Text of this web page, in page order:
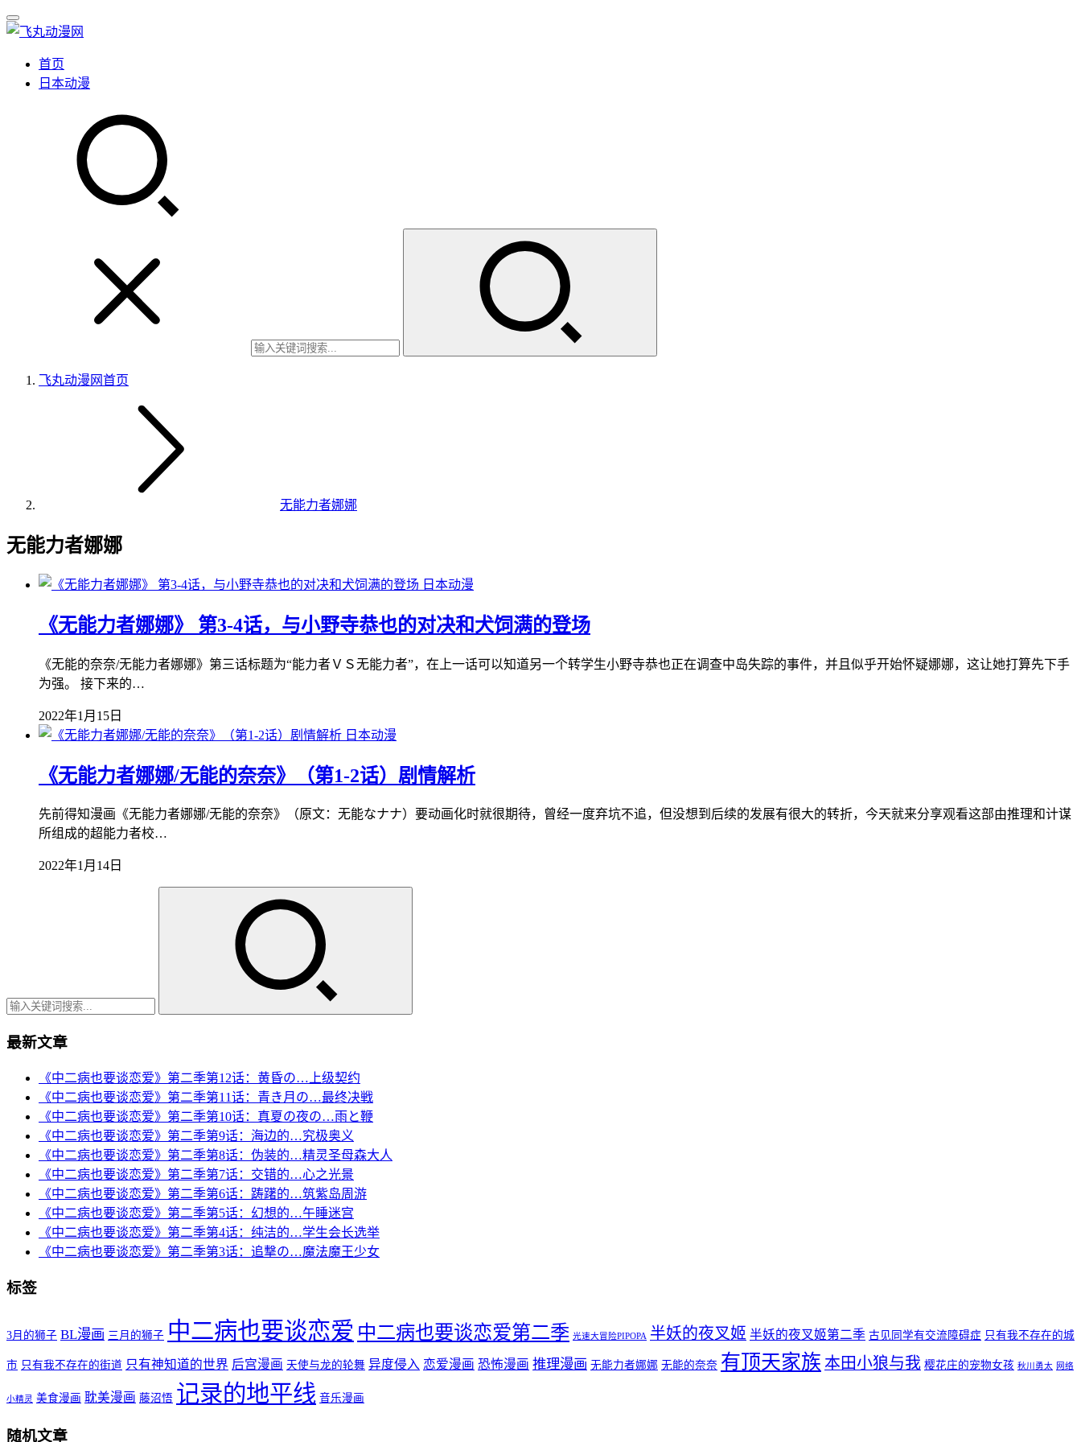
首页
日本动漫
飞丸动漫网首页
无能力者娜娜
无能力者娜娜
日本动漫
《无能力者娜娜》 第3-4话，与小野寺恭也的对决和犬饲满的登场
《无能的奈奈/无能力者娜娜》第三话标题为“能力者ＶＳ无能力者”，在上一话可以知道另一个转学生小野寺恭也正在调查中岛失踪的事件，并且似乎开始怀疑娜娜，这让她打算先下手
为强。 接下来的…
2022年1月15日
日本动漫
《无能力者娜娜/无能的奈奈》（第1-2话）剧情解析
先前得知漫画《无能力者娜娜/无能的奈奈》（原文：无能なナナ）要动画化时就很期待，曾经一度弃坑不追，但没想到后续的发展有很大的转折，今天就来分享观看这部由推理和计谋
所组成的超能力者校…
2022年1月14日
最新文章
《中二病也要谈恋爱》第二季第12话：黄昏の…上级契约
《中二病也要谈恋爱》第二季第11话：青き月の…最终决戦
《中二病也要谈恋爱》第二季第10话：真夏の夜の…雨と鞭
《中二病也要谈恋爱》第二季第9话：海边的…究极奥义
《中二病也要谈恋爱》第二季第8话：伪装的…精灵圣母森大人
《中二病也要谈恋爱》第二季第7话：交错的…心之光景
《中二病也要谈恋爱》第二季第6话：踌躇的…筑紫岛周游
《中二病也要谈恋爱》第二季第5话：幻想的…午睡迷宫
《中二病也要谈恋爱》第二季第4话：纯洁的…学生会长选举
《中二病也要谈恋爱》第二季第3话：追撃の…魔法魔王少女
标签
3月的狮子 BL漫画 三月的狮子 中二病也要谈恋爱 中二病也要谈恋爱第二季 光速大冒险PIPOPA 半妖的夜叉姬 半妖的夜叉姬第二季 古见同学有交流障碍症 只有我不存在的城
市 只有我不存在的街道 只有神知道的世界 后宫漫画 天使与龙的轮舞 异度侵入 恋爱漫画 恐怖漫画 推理漫画 无能力者娜娜 无能的奈奈 有顶天家族 本田小狼与我 樱花庄的宠物女孩 秋川勇太 网络
小精灵 美食漫画 耽美漫画 藤沼悟 记录的地平线 音乐漫画
随机文章